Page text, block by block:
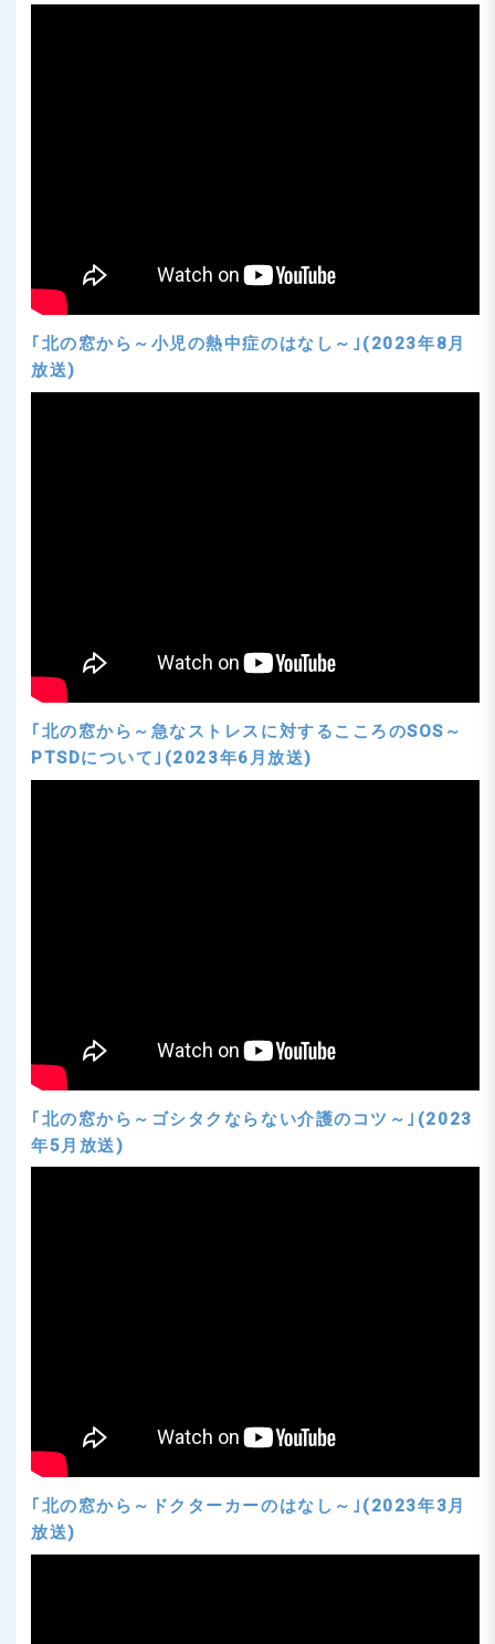
｢北の窓から～小児の熱中症のはなし～｣(2023年8月
放送)
｢北の窓から～急なストレスに対するこころのSOS～
PTSDについて｣(2023年6月放送)
｢北の窓から～ゴシタクならない介護のコツ～｣(2023
年5月放送)
｢北の窓から～ドクターカーのはなし～｣(2023年3月
放送)